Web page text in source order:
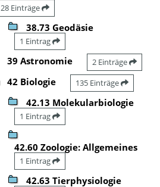
28 Einträge
38.73 Geodäsie
1 Eintrag
39 Astronomie 2 Einträge
42 Biologie 135 Einträge
42.13 Molekularbiologie
1 Eintrag
42.60 Zoologie: Allgemeines
1 Eintrag
42.63 Tierphysiologie